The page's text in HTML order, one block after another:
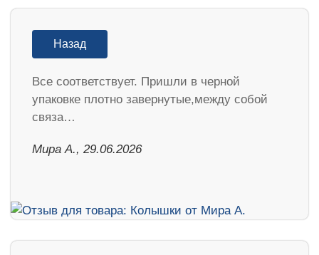
Назад
Все соответствует. Пришли в черной
упаковке плотно завернутые,между собой
связа…
Мира А., 29.06.2026